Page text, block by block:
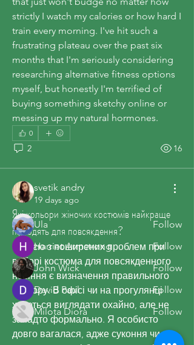
strictly I watch my calories or how hard I
train every morning. I've hit such a
frustrating plateau over the past six
months that I'm seriously considering
researching alternative fitness options
myself, but honestly I'm terrified of
buying something sketchy online or
messing up my natural hormones.
0
2 16
svetik andry
19 days ago
Які кольори жіночих костюмів найкраще
підходять для повсякдення?
Однією з поширених проблем при
виборі костюма для повсякденного
носіння є визначення правильного
кольору. В офісі чи на прогулянці
хочеться виглядати охайно, але не
занадто формально. Я особисто
довго вагалася, адже суконня чи
About
Welcome to the group! You can
connect with other members, ge
Read more
Members
Ula
Follow
Harriet Armstrong
Follow
John Wick
Follow
David Paul
Follow
Milota Diora
Follow
See All Members (41)